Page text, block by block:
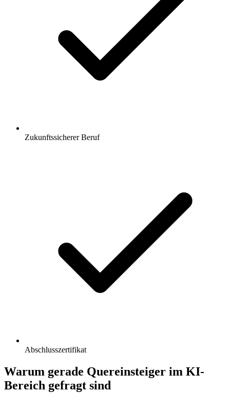
Zukunftssicherer Beruf
Abschlusszertifikat
Warum gerade Quereinsteiger im KI-
Bereich gefragt sind